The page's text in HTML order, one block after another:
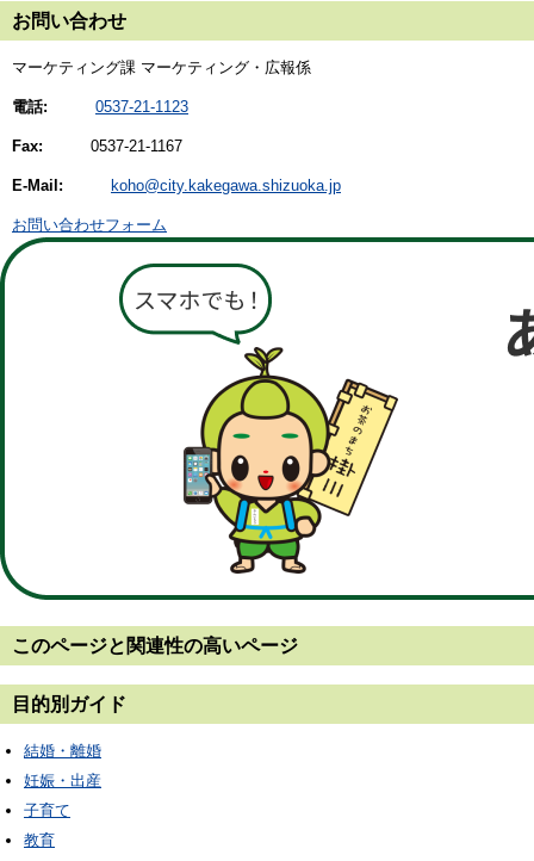
お問い合わせ
マーケティング課 マーケティング・広報係
電話: 0537-21-1123
Fax: 0537-21-1167
E-Mail: koho@city.kakegawa.shizuoka.jp
お問い合わせフォーム
このページと 関連性の高いページ
目的別ガイド
結婚・離婚
妊娠・出産
子育て
教育